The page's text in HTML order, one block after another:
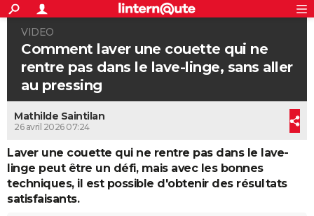
ACTUALITÉS
SPORT
Coupe du monde 2026
Football
Tennis
Cyclisme
Rugby
Forum
CULTURE
FINANCE
Retraite
Impôts
Epargne
Immobilier
Risques naturels par ville
Banque
Assurance
Crédit
AUTO
Essais
Réserver un essai
Citadines
Berlines
SUV
Forum auto
+
HIGH-TECH
Mobiles
Meilleur smartphone
Internet
Ordinateurs
Jeux vidéo
Guide high-tech
+
BRICOLAGE
VIDEO
Comment laver une couette qui ne
rentre pas dans le lave-linge, sans aller
au pressing
Mathilde Saintilan
26 avril 2026 07:24
Laver une couette qui ne rentre pas dans le lave-
linge peut être un défi, mais avec les bonnes
techniques, il est possible d'obtenir des résultats
satisfaisants.